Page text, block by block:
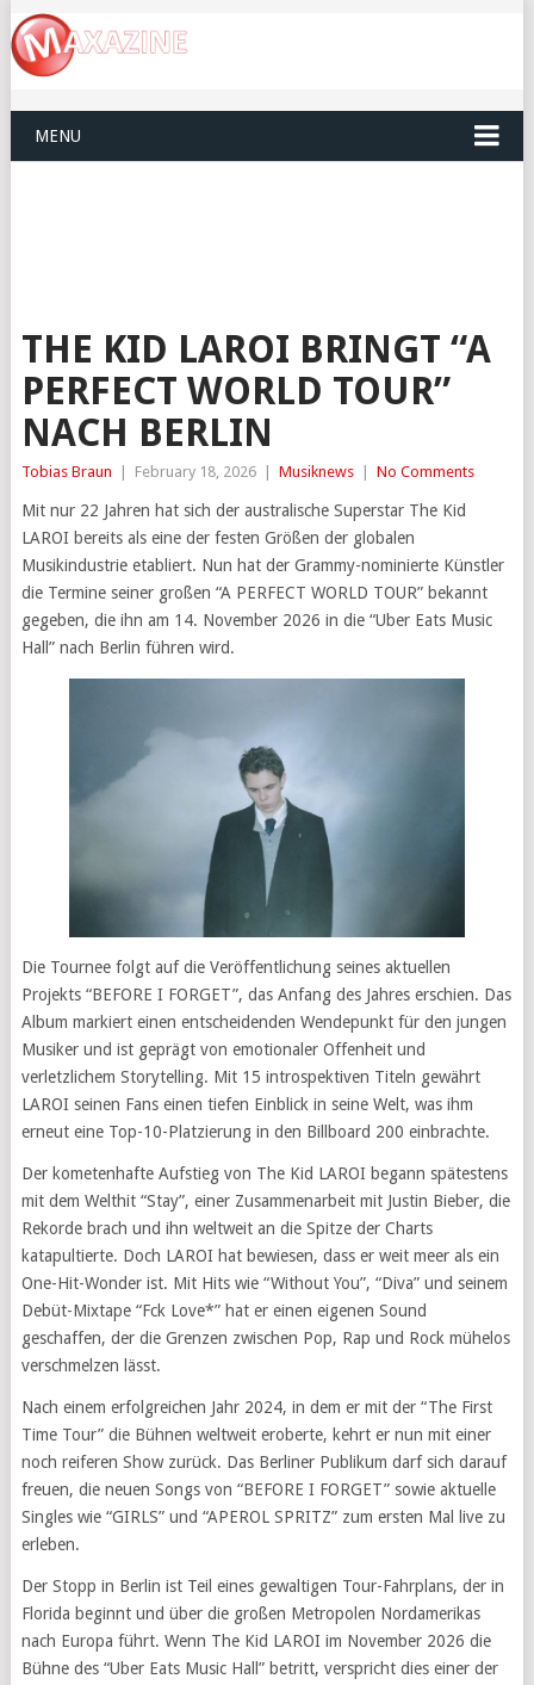
MENU
THE KID LAROI BRINGT “A
PERFECT WORLD TOUR”
NACH BERLIN
Tobias Braun February 18, 2026 Musiknews No Comments
Mit nur 22 Jahren hat sich der australische Superstar The Kid
LAROI bereits als eine der festen Größen der globalen
Musikindustrie etabliert. Nun hat der Grammy-nominierte Künstler
die Termine seiner großen “A PERFECT WORLD TOUR” bekannt
gegeben, die ihn am 14. November 2026 in die “Uber Eats Music
Hall” nach Berlin führen wird.
Die Tournee folgt auf die Veröffentlichung seines aktuellen
Projekts “BEFORE I FORGET”, das Anfang des Jahres erschien. Das
Album markiert einen entscheidenden Wendepunkt für den jungen
Musiker und ist geprägt von emotionaler Offenheit und
verletzlichem Storytelling. Mit 15 introspektiven Titeln gewährt
LAROI seinen Fans einen tiefen Einblick in seine Welt, was ihm
erneut eine Top-10-Platzierung in den Billboard 200 einbrachte.
Der kometenhafte Aufstieg von The Kid LAROI begann spätestens
mit dem Welthit “Stay”, einer Zusammenarbeit mit Justin Bieber, die
Rekorde brach und ihn weltweit an die Spitze der Charts
katapultierte. Doch LAROI hat bewiesen, dass er weit meer als ein
One-Hit-Wonder ist. Mit Hits wie “Without You”, “Diva” und seinem
Debüt-Mixtape “Fck Love*” hat er einen eigenen Sound
geschaffen, der die Grenzen zwischen Pop, Rap und Rock mühelos
verschmelzen lässt.
Nach einem erfolgreichen Jahr 2024, in dem er mit der “The First
Time Tour” die Bühnen weltweit eroberte, kehrt er nun mit einer
noch reiferen Show zurück. Das Berliner Publikum darf sich darauf
freuen, die neuen Songs von “BEFORE I FORGET” sowie aktuelle
Singles wie “GIRLS” und “APEROL SPRITZ” zum ersten Mal live zu
erleben.
Der Stopp in Berlin ist Teil eines gewaltigen Tour-Fahrplans, der in
Florida beginnt und über die großen Metropolen Nordamerikas
nach Europa führt. Wenn The Kid LAROI im November 2026 die
Bühne des “Uber Eats Music Hall” betritt, verspricht dies einer der